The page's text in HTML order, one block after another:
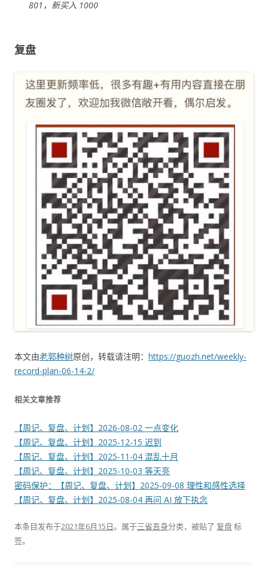
801，新买入 1000
复盘
本文由老郭种树原创，转载请注明： https://guozh.net/weekly-
record-plan-06-14-2/
相关文章推荐
【周记、复盘、计划】2026-08-02 一点变化
【周记、复盘、计划】2025-12-15 迟到
【周记、复盘、计划】2025-11-04 混乱十月
【周记、复盘、计划】2025-10-03 等天亮
密码保护：【周记、复盘、计划】2025-09-08 理性和感性选择
【周记、复盘、计划】2025-08-04 再问 AI 放下执念
本条目发布于2021年6月15日。属于三省吾身分类，被贴了 复盘标
签。